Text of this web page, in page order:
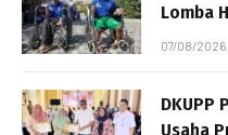
Lomba
07/08/2026
DKUPP
Usaha